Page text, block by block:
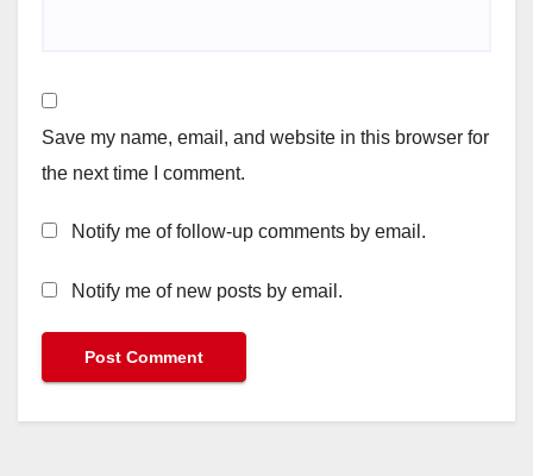
Save my name, email, and website in this browser for
the next time I comment.
Notify me of follow-up comments by email.
Notify me of new posts by email.